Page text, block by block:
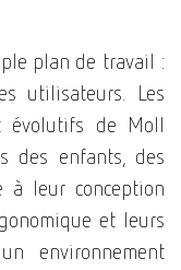
plan de travail :
utilisateurs. Les
évolutifs de Moll
des enfants, des
à leur conception
et leurs
environnement